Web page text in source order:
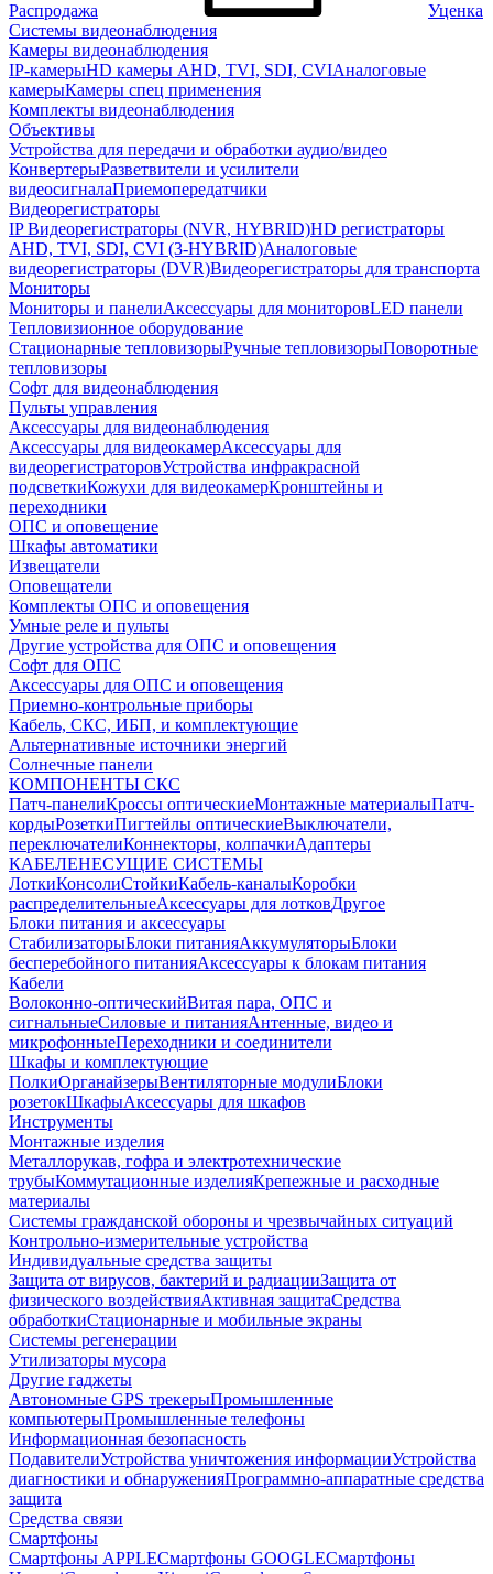
Распродажа
Уценка
Системы видеонаблюдения
Камеры видеонаблюдения
IP-камерыHD камеры AHD, TVI, SDI, CVIАналоговые
камерыКамеры спец применения
Комплекты видеонаблюдения
Объективы
Устройства для передачи и обработки аудио/видео
КонвертерыРазветвители и усилители
видеосигналаПриемопередатчики
Видеорегистраторы
IP Видеорегистраторы (NVR, HYBRID)HD регистраторы
AHD, TVI, SDI, CVI (3-HYBRID)Аналоговые
видеорегистраторы (DVR)Видеорегистраторы для транспорта
Мониторы
Мониторы и панелиАксессуары для мониторовLED панели
Тепловизионное оборудование
Стационарные тепловизорыРучные тепловизорыПоворотные
тепловизоры
Софт для видеонаблюдения
Пульты управления
Аксессуары для видеонаблюдения
Аксессуары для видеокамерАксессуары для
видеорегистраторовУстройства инфракрасной
подсветкиКожухи для видеокамерКронштейны и
переходники
ОПС и оповещение
Шкафы автоматики
Извещатели
Оповещатели
Комплекты ОПС и оповещения
Умные реле и пульты
Другие устройства для ОПС и оповещения
Софт для ОПС
Аксессуары для ОПС и оповещения
Приемно-контрольные приборы
Кабель, СКС, ИБП, и комплектующие
Альтернативные источники энергий
Солнечные панели
КОМПОНЕНТЫ СКС
Патч-панелиКроссы оптическиеМонтажные материалыПатч-
кордыРозеткиПигтейлы оптическиеВыключатели,
переключателиКоннекторы, колпачкиАдаптеры
КАБЕЛЕНЕСУЩИЕ СИСТЕМЫ
ЛоткиКонсолиСтойкиКабель-каналыКоробки
распределительныеАксессуары для лотковДругое
Блоки питания и аксессуары
СтабилизаторыБлоки питанияАккумуляторыБлоки
бесперебойного питанияАксессуары к блокам питания
Кабели
Волоконно-оптическийВитая пара, ОПС и
сигнальныеСиловые и питанияАнтенные, видео и
микрофонныеПереходники и соединители
Шкафы и комплектующие
ПолкиОрганайзерыВентиляторные модулиБлоки
розетокШкафыАксессуары для шкафов
Инструменты
Монтажные изделия
Металлорукав, гофра и электротехнические
трубыКоммутационные изделияКрепежные и расходные
материалы
Системы гражданской обороны и чрезвычайных ситуаций
Контрольно-измерительные устройства
Индивидуальные средства защиты
Защита от вирусов, бактерий и радиацииЗащита от
физического воздействияАктивная защитаСредства
обработкиСтационарные и мобильные экраны
Системы регенерации
Утилизаторы мусора
Другие гаджеты
Автономные GPS трекерыПромышленные
компьютерыПромышленные телефоны
Информационная безопасность
ПодавителиУстройства уничтожения информацииУстройства
диагностики и обнаруженияПрограммно-аппаратные средства
защита
Средства связи
Смартфоны
Смартфоны APPLEСмартфоны GOOGLEСмартфоны